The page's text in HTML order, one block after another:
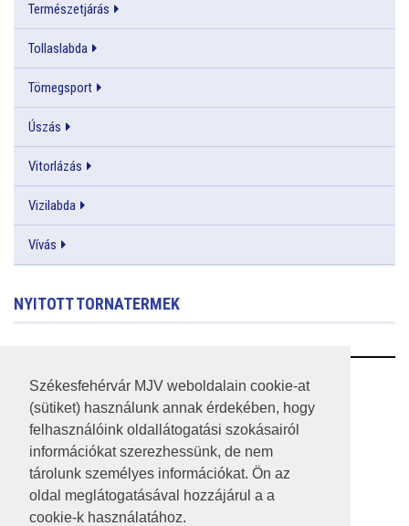
Székesfehérvár MJV weboldalain cookie-at
(sütiket) használunk annak érdekében, hogy
felhasználóink oldallátogatási szokásairól
információkat szerezhessünk, de nem
tárolunk személyes információkat. Ön az
oldal meglátogatásával hozzájárul a a
cookie-k használatához.
Természetjárás
Tollaslabda
Tömegsport
Úszás
Vitorlázás
Vizilabda
Vívás
NYITOTT TORNATERMEK
RSS
A HONLAP 2017.03.31-I ÁLLAPOTA
JOGI NYILATKOZAT
IMPRESSZUM